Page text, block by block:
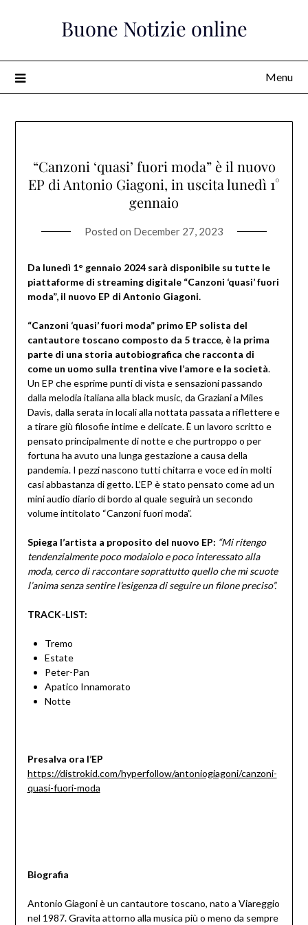
Buone Notizie online
Menu
“Canzoni ‘quasi’ fuori moda” è il nuovo
EP di Antonio Giagoni, in uscita lunedì 1°
gennaio
Posted on December 27, 2023
Da lunedì 1° gennaio 2024 sarà disponibile su tutte le
piattaforme di streaming digitale “Canzoni ‘quasi’ fuori
moda”, il nuovo EP di Antonio Giagoni.
“Canzoni ‘quasi’ fuori moda” primo EP solista del
cantautore toscano composto da 5 tracce, è la prima
parte di una storia autobiografica che racconta di
come un uomo sulla trentina vive l’amore e la società.
Un EP che esprime punti di vista e sensazioni passando
dalla melodia italiana alla black music, da Graziani a Miles
Davis, dalla serata in locali alla nottata passata a riflettere e
a tirare giù filosofie intime e delicate. È un lavoro scritto e
pensato principalmente di notte e che purtroppo o per
fortuna ha avuto una lunga gestazione a causa della
pandemia. I pezzi nascono tutti chitarra e voce ed in molti
casi abbastanza di getto. L’EP è stato pensato come ad un
mini audio diario di bordo al quale seguirà un secondo
volume intitolato “Canzoni fuori moda”.
Spiega l’artista a proposito del nuovo EP: “Mi ritengo
tendenzialmente poco modaiolo e poco interessato alla
moda, cerco di raccontare soprattutto quello che mi scuote
l’anima senza sentire l’esigenza di seguire un filone preciso”.
TRACK-LIST:
Tremo
Estate
Peter-Pan
Apatico Innamorato
Notte
Presalva ora l’EP
https://distrokid.com/hyperfollow/antoniogiagoni/canzoni-
quasi-fuori-moda
Biografia
Antonio Giagoni è un cantautore toscano, nato a Viareggio
nel 1987. Gravita attorno alla musica più o meno da sempre